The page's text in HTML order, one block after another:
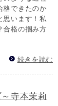
格できたのか
思います！私
合格の掴み方
続きを読む
寺本茉莉